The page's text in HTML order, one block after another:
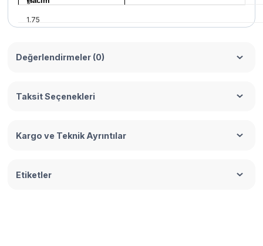
1.75
Değerlendirmeler (0)
Taksit Seçenekleri
Kargo ve Teknik Ayrıntılar
Etiketler